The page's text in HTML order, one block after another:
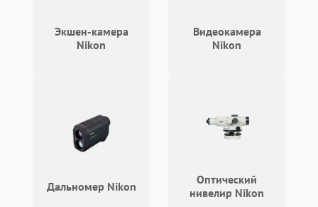
Экшен-камера
Nikon
Видеокамера
Nikon
Дальномер Nikon
Оптический
нивелир Nikon